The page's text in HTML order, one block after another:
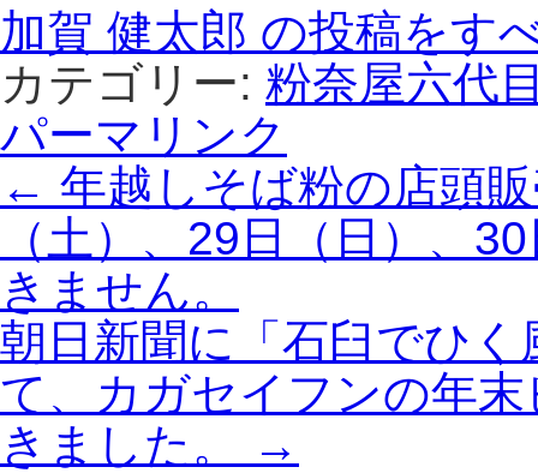
加賀 健太郎 の投稿をす
カテゴリー: 粉奈屋六代
パーマリンク
← 年越しそば粉の店頭
（土）、29日（日）、
きません。
朝日新聞に「石臼でひ
て、カガセイフンの年
きました。
→